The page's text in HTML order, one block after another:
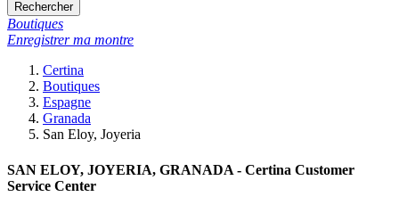
Rechercher
Boutiques
Enregistrer ma montre
Certina
Boutiques
Espagne
Granada
San Eloy, Joyeria
SAN ELOY, JOYERIA, GRANADA - Certina Customer
Service Center